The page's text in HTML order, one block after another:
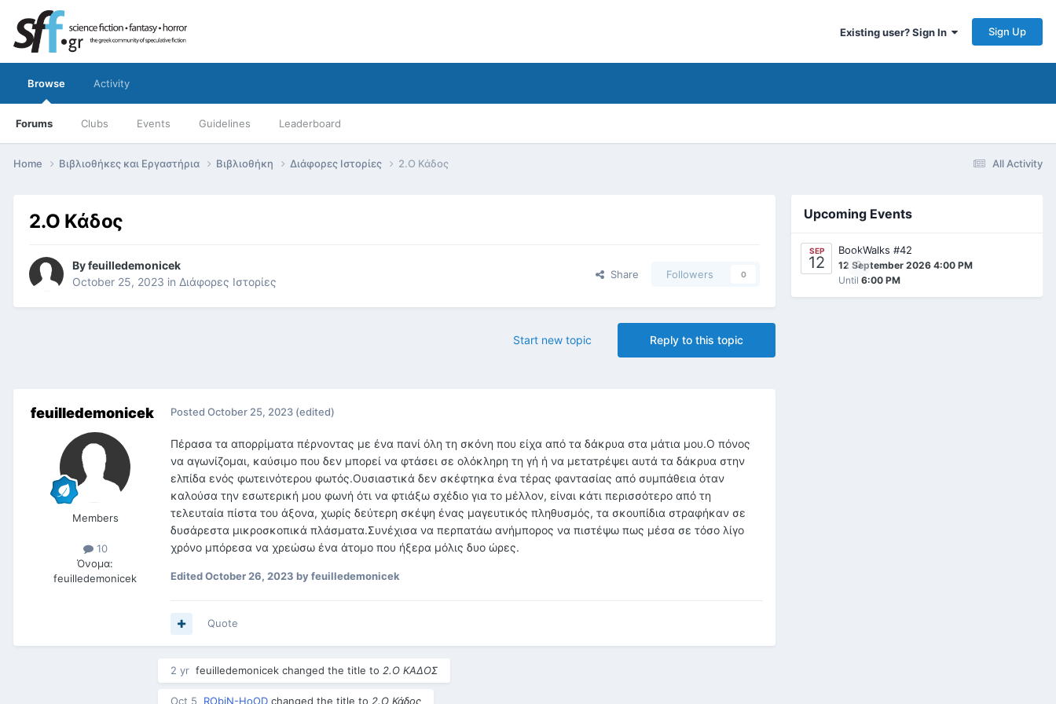
Existing user? Sign In Sign Up
Browse
Forums Clubs Events Guidelines Leaderboard
Activity
All Activity
Home Βιβλιοθήκες και Εργαστήρια Βιβλιοθήκη Διάφορες Ιστορίες 2.Ο Κάδος
2.Ο Κάδος
Byfeuilledemonicek
October 25, 2023 in Διάφορες Ιστορίες
Share Followers 0
Reply to this topic
Start new topic
feuilledemonicek
Members
10
Όνομα:
feuilledemonicek
Posted October 25, 2023 (edited)
Πέρασα τα απορρίματα πέρνοντας με ένα πανί όλη τη σκόνη που είχα από τα δάκρυα στα μάτια μου.Ο πόνος
να αγωνίζομαι, καύσιμο που δεν μπορεί να φτάσει σε ολόκληρη τη γή ή να μετατρέψει αυτά τα δάκρυα στην
ελπίδα ενός φωτεινότερου φωτός.Ουσιαστικά δεν σκέφτηκα ένα τέρας φαντασίας από συμπάθεια όταν
καλούσα την εσωτερική μου φωνή ότι να φτιάξω σχέδιο για το μέλλον, είναι κάτι περισσότερο από τη
τελευταία πίστα του άξονα, χωρίς δεύτερη σκέψη ένας μαγευτικός πληθυσμός, τα σκουπίδια στραφήκαν σε
δυσάρεστα μικροσκοπικά πλάσματα.Συνέχισα να περπατάω ανήμπορος να πιστέψω πως μέσα σε τόσο λίγο
χρόνο μπόρεσα να χρεώσω ένα άτομο που ήξερα μόλις δυο ώρες.
EditedOctober 26, 2023 by feuilledemonicek
Quote
2 yr feuilledemonicek changed the title to 2.Ο ΚΑΔΟΣ
Oct 5 RObiN-HoOD changed the title to 2.Ο Κάδος
Upcoming Events
SEP
12 0
BookWalks #42
12 September 2026 4:00 PM
Until 6:00 PM